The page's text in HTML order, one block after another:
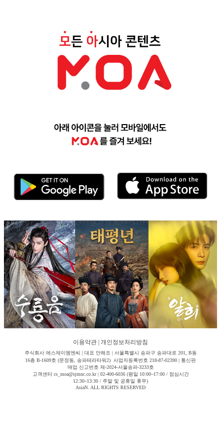
이용약관 개인정보처리방침
주식회사 에스제이엠엔씨 | 대표 안해조 | 서울특별시 송파구 송파대로 201, B동
16층 B-1609호 (문정동, 송파테라타워2) 사업자등록번호 218-87-02390 | 통신판
매업 신고번호 제-2024-서울송파-3233호
고객센터 cs_moa@sjmnc.co.kr | 02-400-6036 (평일 10:00~17:00 / 점심시간
12:30~13:30 / 주말 및 공휴일 휴무)
AsiaN. ALL RIGHTS RESERVED